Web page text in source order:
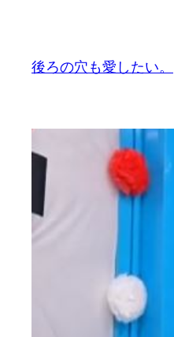
後ろの穴も愛したい。